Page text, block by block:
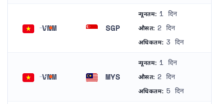
VNM SGP
न्यूनतम: 1 दिन
औसत: 2 दिन
अधिकतम: 3 दिन
VNM MYS
न्यूनतम: 1 दिन
औसत: 2 दिन
अधिकतम: 5 दिन